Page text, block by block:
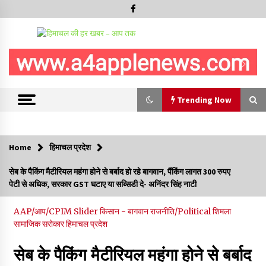
Trending Now
IGMC शिमला को मिलेगी स्पैक्ट, सेल सेपरेटर और 256-स्लाइस सीटी
स्कैन मशीन, स्वास्थ्य उपकरणों और आधारभूत अधोसंरचना के लिए जारी किए
83.85 करोड़- CM
09/08/2026
हिमाचल सरकार कोल्ड स्टोरेज, फ्रीज-ड्राई यूनिट और रेफ्रिजरेटेड वैन के
09/08/2026
Home हिमाचल प्रदेश
सेब के पैकिंग मैटीरियल महंगा होने से बर्बाद हो रहे बागवान, पैंकिंग लागत 300 रुपए
पेटी से अधिक, सरकार GST घटाए या सब्सिडी दे- अनिंदर सिंह नाटी
AAP/आप/CPIM Sliderकिसान - बागवानराजनीति/Politicalशिमला
सामाजिक सरोकारहिमाचल प्रदेश
सेब के पैकिंग मैटीरियल महंगा होने से बर्बाद